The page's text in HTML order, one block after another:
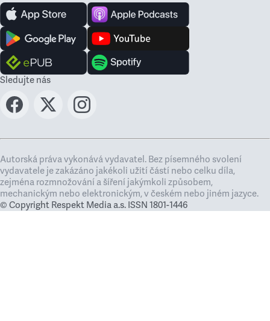
Sledujte nás
Autorská práva vykonává vydavatel. Bez písemného svolení
vydavatele je zakázáno jakékoli užití částí nebo celku díla,
zejména rozmnožování a šíření jakýmkoli způsobem,
mechanickým nebo elektronickým, v českém nebo jiném jazyce.
© Copyright Respekt Media a.s. ISSN 1801-1446